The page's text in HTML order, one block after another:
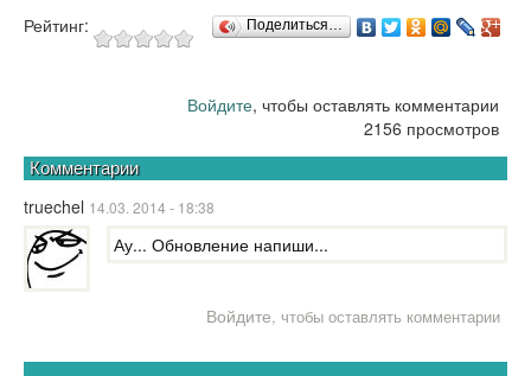
Рейтинг: Поделиться…
Войдите, чтобы оставлять комментарии
2156 просмотров
Комментарии
truechel 14.03. 2014 - 18:38
Ау... Обновление напиши...
Войдите, чтобы оставлять комментарии